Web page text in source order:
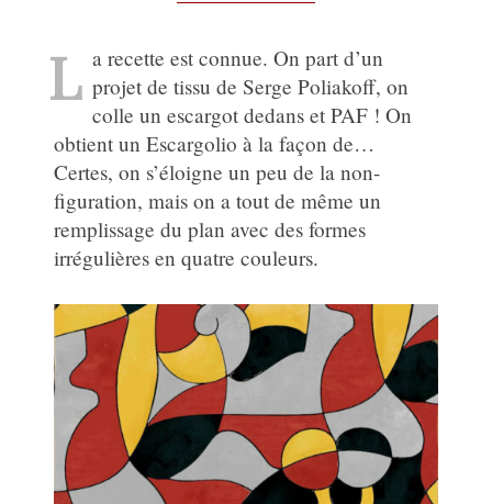
L a recette est connue. On part d’un
projet de tissu de Serge Poliakoff, on
colle un escargot dedans et PAF ! On
obtient un Escargolio à la façon de…
Certes, on s’éloigne un peu de la non-
figuration, mais on a tout de même un
remplissage du plan avec des formes
irrégulières en quatre couleurs.